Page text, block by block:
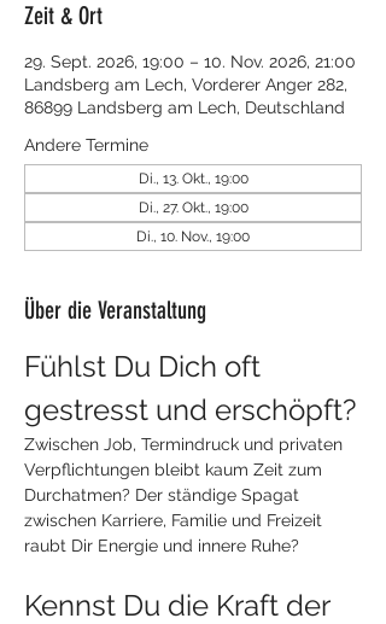
Zeit & Ort
29. Sept. 2026, 19:00 – 10. Nov. 2026, 21:00
Landsberg am Lech, Vorderer Anger 282,
86899 Landsberg am Lech, Deutschland
Andere Termine
Di., 13. Okt., 19:00
Di., 27. Okt., 19:00
Di., 10. Nov., 19:00
Über die Veranstaltung
Fühlst Du Dich oft
gestresst und erschöpft?
Zwischen Job, Termindruck und privaten
Verpflichtungen bleibt kaum Zeit zum
Durchatmen? Der ständige Spagat
zwischen Karriere, Familie und Freizeit
raubt Dir Energie und innere Ruhe?
Kennst Du die Kraft der